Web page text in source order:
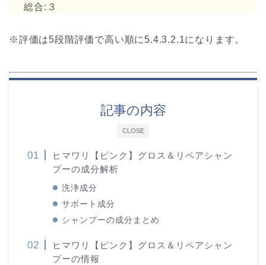
総合:３
※評価は5段階評価で高い順に5.4.3.2.1になります。
CLOSE
記事の内容
ヒマワリ【ピンク】グロス＆リペアシャン
プーの成分解析
洗浄成分
サポート成分
シャンプーの成分まとめ
ヒマワリ【ピンク】グロス＆リペアシャン
プーの情報